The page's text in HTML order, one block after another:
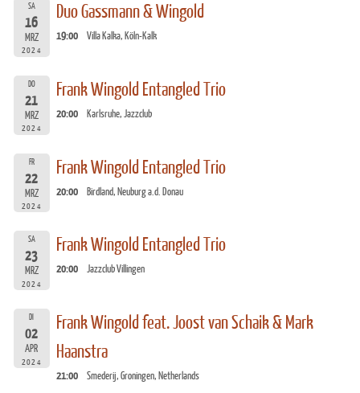
SA
16
MRZ
2024
Duo Gassmann & Wingold
19:00 Villa Kalka, Köln-Kalk
DO
21
MRZ
2024
Frank Wingold Entangled Trio
20:00 Karlsruhe, Jazzclub
FR
22
MRZ
2024
Frank Wingold Entangled Trio
20:00 Birdland, Neuburg a.d. Donau
SA
23
MRZ
2024
Frank Wingold Entangled Trio
20:00 Jazzclub Villingen
DI
02
APR
2024
Frank Wingold feat. Joost van Schaik & Mark
Haanstra
21:00 Smederij, Groningen, Netherlands